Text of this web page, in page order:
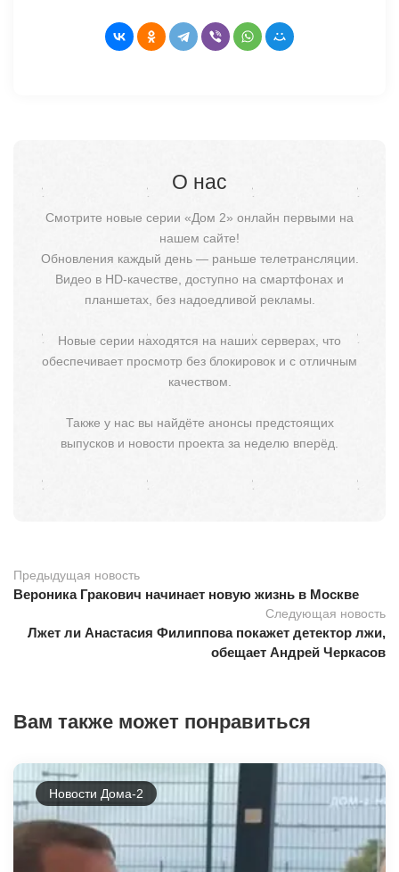
О нас
Смотрите новые серии «Дом 2» онлайн первыми на
нашем сайте!
Обновления каждый день — раньше телетрансляции.
Видео в HD-качестве, доступно на смартфонах и
планшетах, без надоедливой рекламы.
Новые серии находятся на наших серверах, что
обеспечивает просмотр без блокировок и с отличным
качеством.
Также у нас вы найдёте анонсы предстоящих
выпусков и новости проекта за неделю вперёд.
Предыдущая новость
Вероника Гракович начинает новую жизнь в Москве
Следующая новость
Лжет ли Анастасия Филиппова покажет детектор лжи,
обещает Андрей Черкасов
Вам также может понравиться
Новости Дома-2